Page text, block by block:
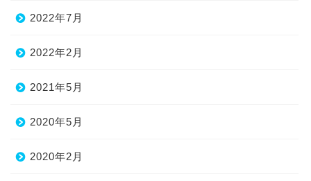
2022年7月
2022年2月
2021年5月
2020年5月
2020年2月